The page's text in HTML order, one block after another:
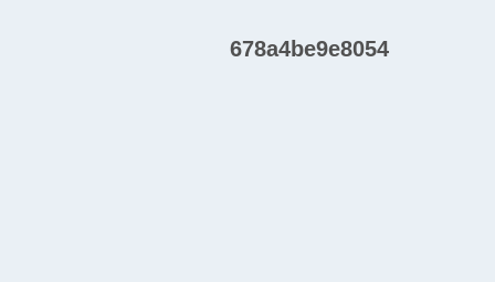
678a4be9e8054